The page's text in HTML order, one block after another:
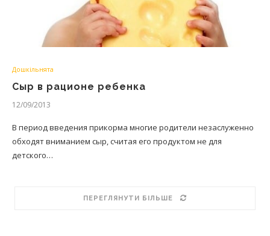
Дошкільнята
Сыр в рационе ребенка
12/09/2013
В период введения прикорма многие родители незаслуженно
обходят вниманием сыр, считая его продуктом не для
детского…
ПЕРЕГЛЯНУТИ БІЛЬШЕ